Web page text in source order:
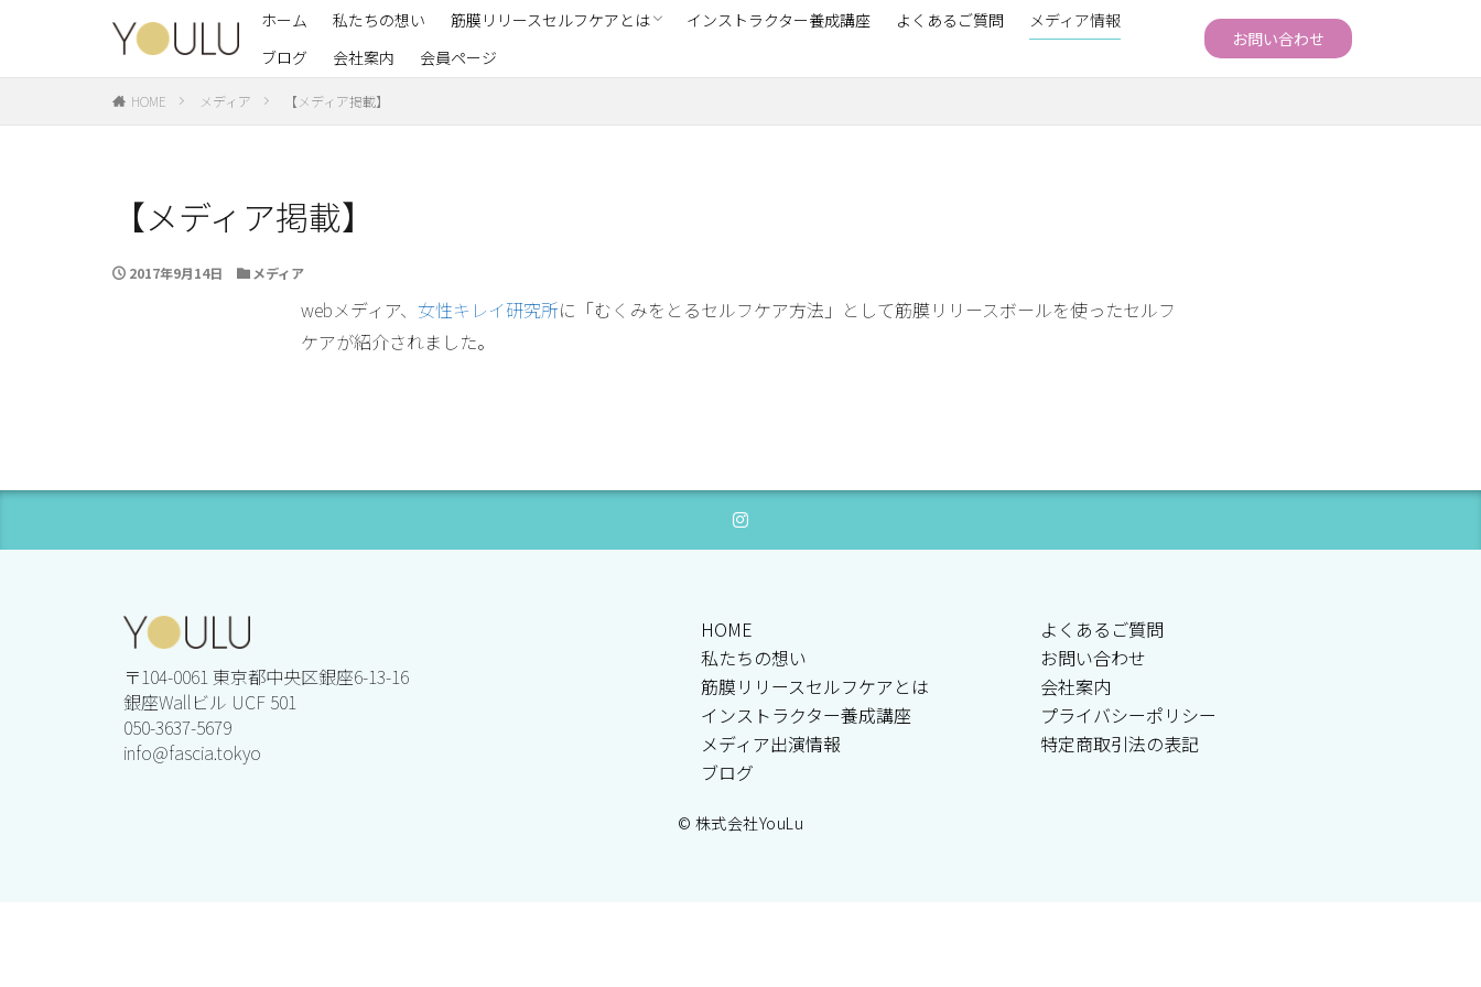
ホーム 私たちの想い 筋膜リリースセルフケアとは
養成講座ご受講者の声
インストラクター紹介
インストラクター養成講座 よくあるご質問
メディア情報
ブログ
会社案内 会員ページ
お問い合わせ
HOME メディア 【メディア掲載】
【メディア掲載】
2017年9月14日 メディア
webメディア、 女性キレイ研究所に「むくみをとるセルフケア方法」として筋膜リリースボールを使ったセルフ
ケアが紹介されました。
〒104-0061 東京都中央区銀座6-13-16
銀座Wallビル UCF 501
050-3637-5679
info@fascia.tokyo
HOME
よくあるご質問
私たちの想い
お問い合わせ
筋膜リリースセルフケアとは
会社案内
インストラクター養成講座
プライバシーポリシー
メディア出演情報
特定商取引法の表記
ブログ
© 株式会社YouLu